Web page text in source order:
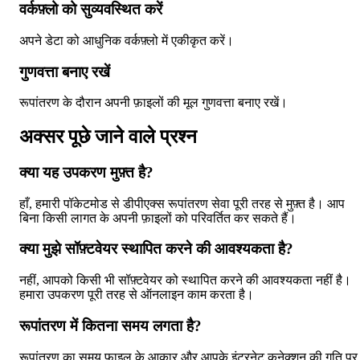
वर्कफ़्लो को सुव्यवस्थित करें
अपने डेटा को आधुनिक वर्कफ़्लो में एकीकृत करें।
गुणवत्ता बनाए रखें
रूपांतरण के दौरान अपनी फ़ाइलों की मूल गुणवत्ता बनाए रखें।
अक्सर पूछे जाने वाले प्रश्न
क्या यह उपकरण मुफ़्त है?
हाँ, हमारी पॉकेटमोड से डीपीएक्स रूपांतरण सेवा पूरी तरह से मुफ़्त है। आप
बिना किसी लागत के अपनी फ़ाइलों को परिवर्तित कर सकते हैं।
क्या मुझे सॉफ़्टवेयर स्थापित करने की आवश्यकता है?
नहीं, आपको किसी भी सॉफ़्टवेयर को स्थापित करने की आवश्यकता नहीं है।
हमारा उपकरण पूरी तरह से ऑनलाइन काम करता है।
रूपांतरण में कितना समय लगता है?
रूपांतरण का समय फ़ाइल के आकार और आपके इंटरनेट कनेक्शन की गति पर